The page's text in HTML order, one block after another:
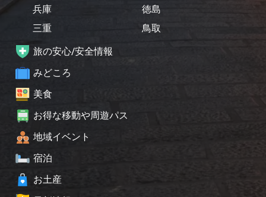
兵庫
三重
徳島
鳥取
旅の安心/安全情報
みどころ
美食
お得な移動や周遊パス
地域イベント
宿泊
お土産